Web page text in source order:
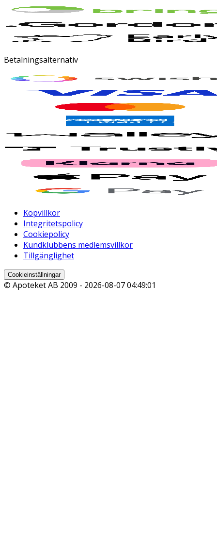
Betalningsalternativ
Köpvillkor
Integritetspolicy
Cookiepolicy
Kundklubbens medlemsvillkor
Tillgänglighet
Cookieinställningar
© Apoteket AB 2009 - 2026-08-07 04:49:01